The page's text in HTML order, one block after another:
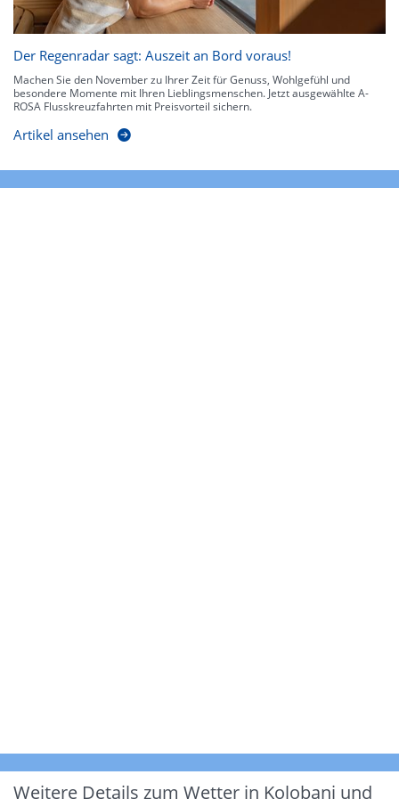
Der Regenradar sagt: Auszeit an Bord voraus!
Machen Sie den November zu Ihrer Zeit für Genuss, Wohlgefühl und
besondere Momente mit Ihren Lieblingsmenschen. Jetzt ausgewählte A-
ROSA Flusskreuzfahrten mit Preisvorteil sichern.
Artikel ansehen
Weitere Details zum Wetter in Kolobani und